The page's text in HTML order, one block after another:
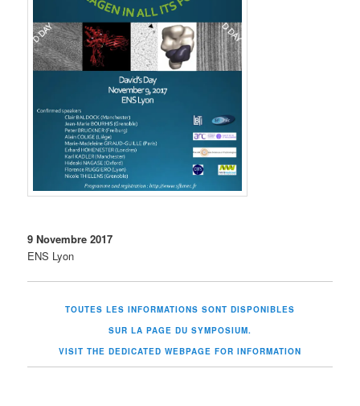
9 Novembre 2017
ENS Lyon
TOUTES LES INFORMATIONS SONT DISPONIBLES
SUR LA PAGE DU SYMPOSIUM.
VISIT THE DEDICATED WEBPAGE FOR INFORMATION